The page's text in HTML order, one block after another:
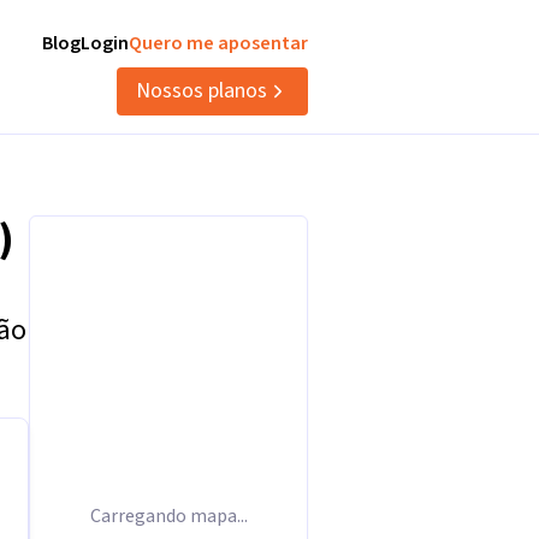
BlogLoginQuero me aposentar
Nossos planos
Carregando mapa...